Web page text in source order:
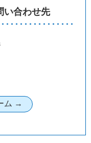
い合わせ先